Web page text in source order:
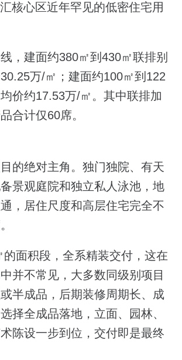
核心区近年罕见的低密住宅用
，建面约380㎡到430㎡联排别
万/㎡；建面约100㎡到122
价约17.53万/㎡。其中联排加
合计仅60席。
的绝对主角。独门独院、有天
景观庭院和独立私人泳池，地
，居住尺度和高层住宅完全不
的面积段，全系精装交付，这在
中并不常见，大多数同级别项目
半成品，后期装修周期长、成
择全成品落地，立面、园林、
陈设一步到位，交付即是最终